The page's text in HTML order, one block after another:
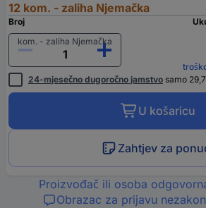
12 kom. - zaliha Njemačka
Broj
kom. - zaliha Njemačka
24-mjesečno dugoročno jamstvo samo
U košaricu
Zahtjev za
Proizvođač ili osoba
Obrazac za prijavu